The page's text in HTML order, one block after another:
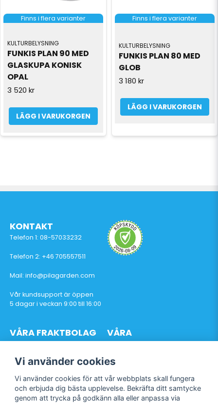
Finns i flera varianter
KULTURBELYSNING
FUNKIS PLAN 90 MED
GLASKUPA KONISK
OPAL
3 520 kr
LÄGG I VARUKORGEN
Finns i flera varianter
KULTURBELYSNING
FUNKIS PLAN 80 MED
GLOB
3 180 kr
LÄGG I VARUKORGEN
KONTAKT
Telefon 1: 08-57033232
Telefon 2: +46 705557511
Mail: info@pilagarden.com
Vår kundsupport är öppen
5 dagar i veckan 9:00 till 16:00
VÅRA FRAKTBOLAG
VÅRA
Vi använder cookies
Vi använder cookies för att vår webbplats skall fungera
och erbjuda dig bästa upplevelse. Bekräfta ditt samtycke
genom att trycka på godkänn alla eller anpassa via